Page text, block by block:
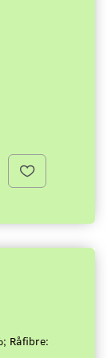
Råfibre: